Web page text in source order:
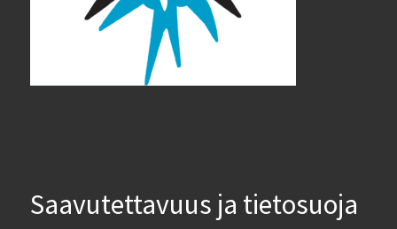
Saavutettavuus ja tietosuoja